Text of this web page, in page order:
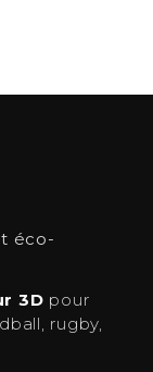
éco-
3D pour
rugby,